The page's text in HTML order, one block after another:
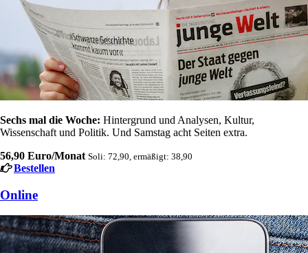
Sechs mal die Woche: Hintergrund und Analysen, Kultur,
Wissenschaft und Politik. Und Samstag acht Seiten extra.
56,90 Euro/Monat Soli: 72,90, ermäßigt: 38,90
Bestellen
Online